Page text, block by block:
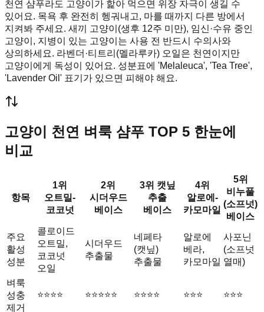
천연 샴푸라도 고양이가 핥아 먹으면 위장 자극이 생길 수
있어요. 목욕 후 완전히 헹궈내고, 마를 때까지 다른 방에서
지켜봐 주세요. 새끼 고양이(생후 12주 미만), 임신·수유 중인
고양이, 지병이 있는 고양이는 사용 전 반드시 수의사와
상의하세요. 라벤더·티트리(멜라루카) 오일은 천연이지만
고양이에게 독성이 있어요. 성분표에 'Melaleuca', 'Tea Tree',
'Lavender Oil' 표기가 있으면 피해야 해요.
고양이 천연 벼룩 샴푸 TOP 5 한눈에
비교
항목
1위
오트밀-
코코넛
2위
시더우드
베이스
3위 캣닢
추출
베이스
4위
알로에-
카모마일
5위
비누풀
(소프넛)
베이스
주요
활성
성분
콜로이드
오트밀,
코코넛
오일
시더우드
추출물
네페타
(캣닢)
추출물
알로에
베라,
카모마일
사포닌
(소프넛
열매)
벼룩
성충
제거
⭐⭐⭐⭐ ⭐⭐⭐⭐⭐ ⭐⭐⭐⭐ ⭐⭐⭐ ⭐⭐⭐